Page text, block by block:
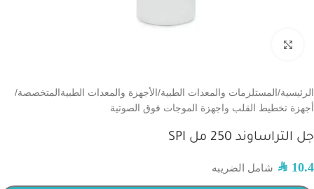
الرئيسية/المستلزمات والمعدات الطبية/الأجهزة والمعدات الطبيةالمتخصصة/
أجهزة تخطيط القلب واجهزة الموجات فوق الصوتية
جل التراساوند 250 مل SPI
SAR 10.4 شامل الضريبه